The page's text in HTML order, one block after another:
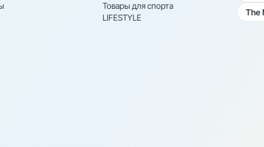
Товары для спорта
LIFESTYLE
The